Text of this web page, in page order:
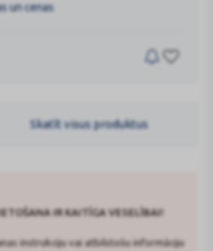
un cenas
Skatīt visus produktus
IR KAITĪGA VESELĪBAI!
instrukciju vai atbilstošu informāciju